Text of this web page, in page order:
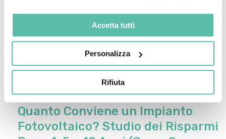
Accetta tutti
Personalizza
Rifiuta
Fotovoltaico,sicurezza
Solare,SOLAREDGE,SOLAREDGEONE,testimonianza
Quanto Conviene un Impianto
Fotovoltaico? Studio dei Risparmi